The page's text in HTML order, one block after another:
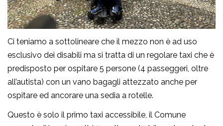
Ci teniamo a sottolineare che il mezzo non è ad uso
esclusivo dei disabili ma si tratta di un regolare taxi che è
predisposto per ospitare 5 persone (4 passeggeri, oltre
all’autista) con un vano bagagli attezzato anche per
ospitare ed ancorare una sedia a rotelle.
Questo è solo il primo taxi accessibile, il Comune